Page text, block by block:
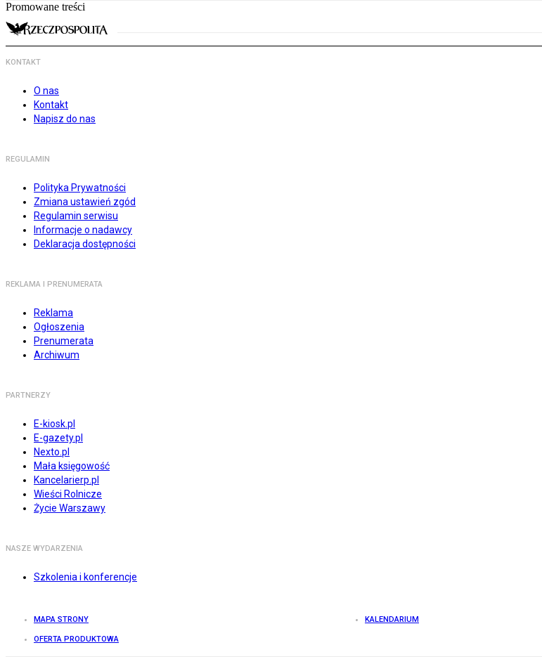
Promowane treści
KONTAKT
O nas
Kontakt
Napisz do nas
REGULAMIN
Polityka Prywatności
Zmiana ustawień zgód
Regulamin serwisu
Informacje o nadawcy
Deklaracja dostępności
REKLAMA I PRENUMERATA
Reklama
Ogłoszenia
Prenumerata
Archiwum
PARTNERZY
E-kiosk.pl
E-gazety.pl
Nexto.pl
Mała księgowość
Kancelarierp.pl
Wieści Rolnicze
Życie Warszawy
NASZE WYDARZENIA
Szkolenia i konferencje
MAPA STRONY KALENDARIUM
OFERTA PRODUKTOWA